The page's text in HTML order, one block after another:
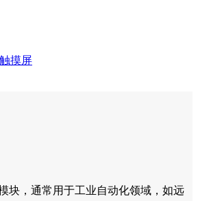
摸屏
块，通常用于工业自动化领域，如远